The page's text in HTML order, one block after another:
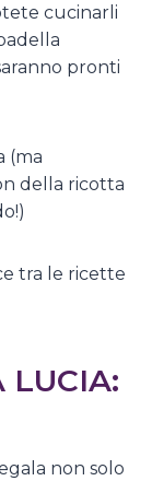
cucinarli
pronti
(ma
della ricotta
tra le ricette
LUCIA:
non solo